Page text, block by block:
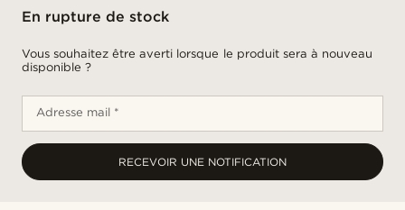
En rupture de stock
Vous souhaitez être averti lorsque le produit sera à nouveau
disponible ?
Adresse mail *
RECEVOIR UNE NOTIFICATION